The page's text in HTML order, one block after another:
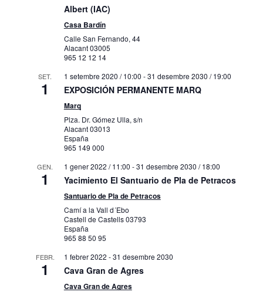
Albert (IAC)
Casa Bardín
Calle San Fernando, 44
Alacant03005
965 12 12 14
SET.
1
1 setembre 2020 / 10:00 -31 desembre 2030 / 19:00
EXPOSICIÓN PERMANENTE MARQ
Marq
Plza. Dr. Gómez Ulla, s/n
Alacant03013
España
965 149 000
GEN.
1
1 gener 2022 / 11:00 -31 desembre 2030 / 18:00
Yacimiento El Santuario de Pla de Petracos
Santuario de Pla de Petracos
Camí a la Vall d´Ebo
Castell de Castells03793
España
965 88 50 95
FEBR.
1
1 febrer 2022 -31 desembre 2030
Cava Gran de Agres
Cava Gran de Agres